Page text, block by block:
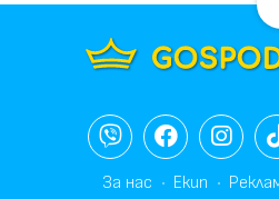
За нас Екип